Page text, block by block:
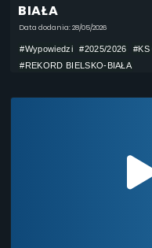
BIAŁA
Data dodania: 28/05/2026
#Wypowiedzi #2025/2026
#KS
#REKORD BIELSKO-BIAŁA